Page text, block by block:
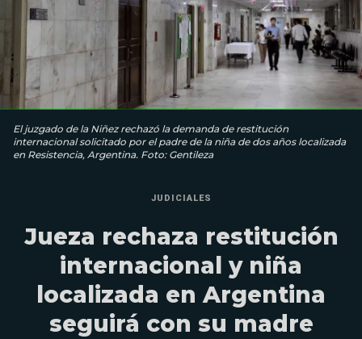
El juzgado de la Niñez rechazó la demanda de restitución
internacional solicitado por el padre de la niña de dos años localizada
en Resistencia, Argentina. Foto: Gentileza
JUDICIALES
Jueza rechaza restitución
internacional y niña
localizada en Argentina
seguirá con su madre